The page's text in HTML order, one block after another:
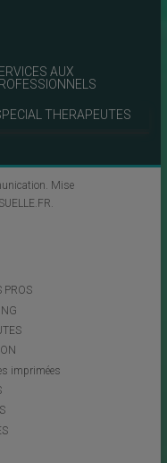
AUX
THERAPEUTES
. Mise
.
PROS
imprimées